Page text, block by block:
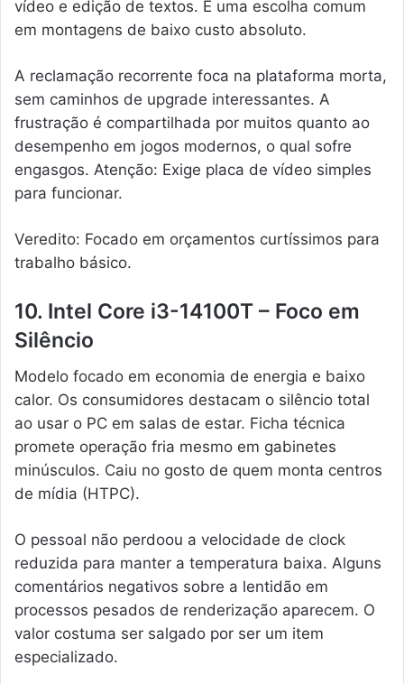
vídeo e edição de textos. É uma escolha comum
em montagens de baixo custo absoluto.
A reclamação recorrente foca na plataforma morta,
sem caminhos de upgrade interessantes. A
frustração é compartilhada por muitos quanto ao
desempenho em jogos modernos, o qual sofre
engasgos. Atenção: Exige placa de vídeo simples
para funcionar.
Veredito: Focado em orçamentos curtíssimos para
trabalho básico.
10. Intel Core i3-14100T – Foco em
Silêncio
Modelo focado em economia de energia e baixo
calor. Os consumidores destacam o silêncio total
ao usar o PC em salas de estar. Ficha técnica
promete operação fria mesmo em gabinetes
minúsculos. Caiu no gosto de quem monta centros
de mídia (HTPC).
O pessoal não perdoou a velocidade de clock
reduzida para manter a temperatura baixa. Alguns
comentários negativos sobre a lentidão em
processos pesados de renderização aparecem. O
valor costuma ser salgado por ser um item
especializado.